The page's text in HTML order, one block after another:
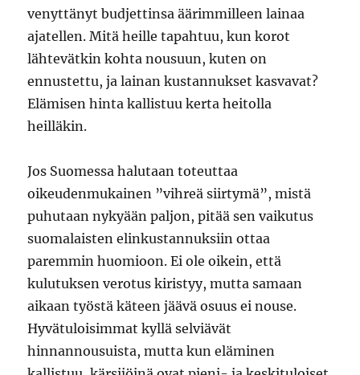
venyttänyt budjettinsa äärimmilleen lainaa
ajatellen. Mitä heille tapahtuu, kun korot
lähtevätkin kohta nousuun, kuten on
ennustettu, ja lainan kustannukset kasvavat?
Elämisen hinta kallistuu kerta heitolla
heilläkin.
Jos Suomessa halutaan toteuttaa
oikeudenmukainen ”vihreä siirtymä”, mistä
puhutaan nykyään paljon, pitää sen vaikutus
suomalaisten elinkustannuksiin ottaa
paremmin huomioon. Ei ole oikein, että
kulutuksen verotus kiristyy, mutta samaan
aikaan työstä käteen jäävä osuus ei nouse.
Hyvätuloisimmat kyllä selviävät
hinnannousuista, mutta kun eläminen